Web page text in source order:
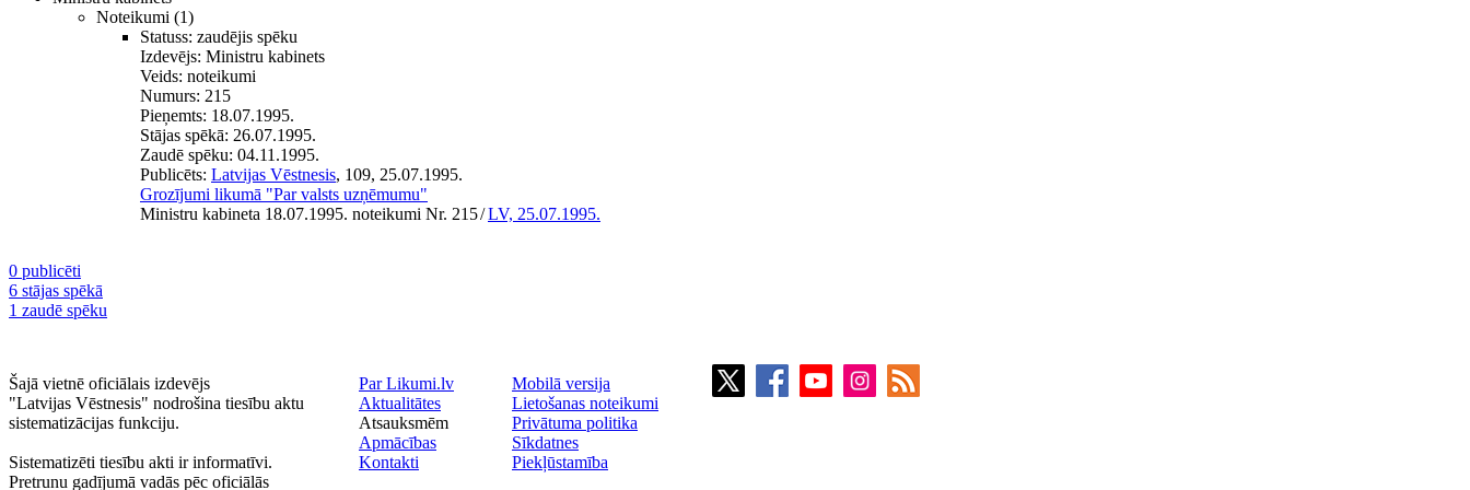
Noteikumi (1)
Statuss: zaudējis spēku
Izdevējs: Ministru kabinets
Veids: noteikumi
Numurs: 215
Pieņemts: 18.07.1995.
Stājas spēkā: 26.07.1995.
Zaudē spēku: 04.11.1995.
Publicēts: Latvijas Vēstnesis, 109, 25.07.1995.
Grozījumi likumā "Par valsts uzņēmumu"
Ministru kabineta 18.07.1995. noteikumi Nr. 215/LV, 25.07.1995.
0 publicēti
6 stājas spēkā
1 zaudē spēku
Šajā vietnē oficiālais izdevējs
"Latvijas Vēstnesis" nodrošina tiesību aktu
sistematizācijas funkciju.
Sistematizēti tiesību akti ir informatīvi.
Pretrunu gadījumā vadās pēc oficiālās
Par Likumi.lv
Aktualitātes
Atsauksmēm
Apmācības
Kontakti
Mobilā versija
Lietošanas noteikumi
Privātuma politika
Sīkdatnes
Piekļūstamība